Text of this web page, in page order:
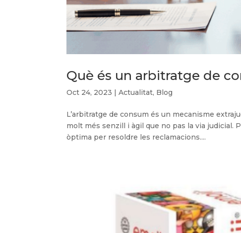
Què és un arbitratge de
Oct 24, 2023 |Actualitat, Blog
L’arbitratge de consum és un mecanisme
molt més senzill i àgil que no pas la via judicial.
òptima per resoldre les reclamacions....